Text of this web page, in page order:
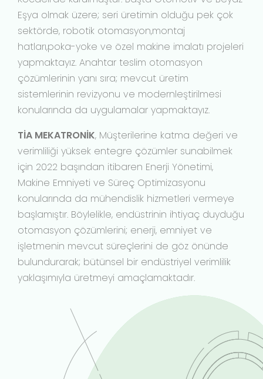
Eşya olmak üzere; seri üretimin olduğu pek çok
sektörde, robotik otomasyon,montaj
hatları,poka-yoke ve özel makine imalatı projeleri
yapmaktayız. Anahtar teslim otomasyon
çözümlerinin yanı sıra; mevcut üretim
sistemlerinin revizyonu ve modernleştirilmesi
konularında da uygulamalar yapmaktayız.
TİA MEKATRONİK, Müşterilerine katma değeri ve
verimliliği yüksek entegre çözümler sunabilmek
için 2022 başından itibaren Enerji Yönetimi,
Makine Emniyeti ve Süreç Optimizasyonu
konularında da mühendislik hizmetleri vermeye
başlamıştır. Böylelikle, endüstrinin ihtiyaç duyduğu
otomasyon çözümlerini; enerji, emniyet ve
işletmenin mevcut süreçlerini de göz önünde
bulundurarak; bütünsel bir endüstriyel verimlilik
yaklaşımıyla üretmeyi amaçlamaktadır.